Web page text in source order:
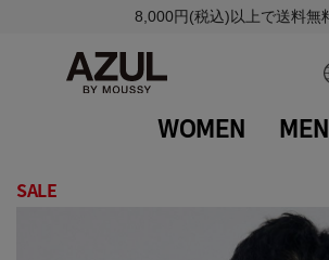
8,000円(税込)以上で送料無
WOMEN MEN
SALE